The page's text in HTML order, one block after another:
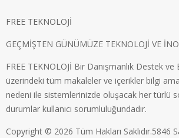
FREE TEKNOLOJİ
GEÇMİŞTEN GÜNÜMÜZE TEKNOLOJİ VE
FREE TEKNOLOJİ Bir Danışmanlık Destek
üzerindeki tüm makaleler ve içerikler bilgi
nedeni ile sistemlerinizde oluşacak her türlü
durumlar kullanıcı sorumluluğundadır.
Copyright © 2026 Tüm Hakları Saklıdır.5846